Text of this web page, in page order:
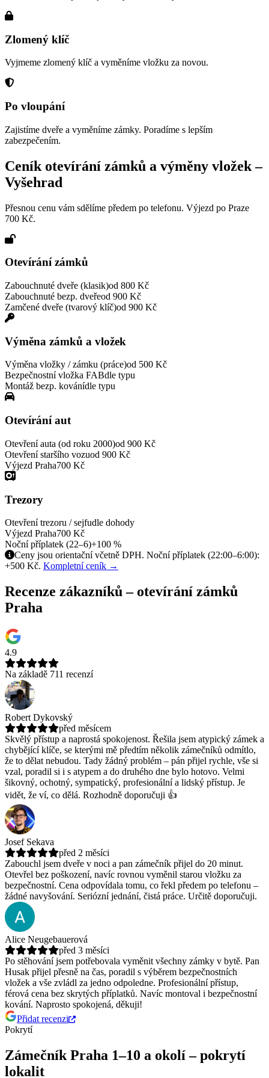
Zlomený klíč
Vyjmeme zlomený klíč a vyměníme vložku za novou.
Po vloupání
Zajistíme dveře a vyměníme zámky. Poradíme s lepším
zabezpečením.
Ceník otevírání zámků a výměny vložek –
Vyšehrad
Přesnou cenu vám sdělíme předem po telefonu. Výjezd po Praze
700 Kč.
Otevírání zámků
Zabouchnuté dveře (klasik)od 800 Kč
Zabouchnuté bezp. dveřeod 900 Kč
Zamčené dveře (tvarový klíč)od 900 Kč
Výměna zámků a vložek
Výměna vložky / zámku (práce)od 500 Kč
Bezpečnostní vložka FABdle typu
Montáž bezp. kovánídle typu
Otevírání aut
Otevření auta (od roku 2000)od 900 Kč
Otevření staršího vozuod 900 Kč
Výjezd Praha700 Kč
Trezory
Otevření trezoru / sejfudle dohody
Výjezd Praha700 Kč
Noční příplatek (22–6)+100 %
Ceny jsou orientační včetně DPH. Noční příplatek (22:00–6:00):
+500 Kč. Kompletní ceník →
Recenze zákazníků – otevírání zámků
Praha
4.9
Na základě 711 recenzí
Robert Dykovský
před měsícem
Skvělý přístup a naprostá spokojenost. Řešila jsem atypický zámek a
chybějící klíče, se kterými mě předtím několik zámečníků odmítlo,
že to dělat nebudou. Tady žádný problém – pán přijel rychle, vše si
vzal, poradil si i s atypem a do druhého dne bylo hotovo. Velmi
šikovný, ochotný, sympatický, profesionální a lidský přístup. Je
vidět, že ví, co dělá. Rozhodně doporučuji 👍
Josef Sekava
před 2 měsíci
Zabouchl jsem dveře v noci a pan zámečník přijel do 20 minut.
Otevřel bez poškození, navíc rovnou vyměnil starou vložku za
bezpečnostní. Cena odpovídala tomu, co řekl předem po telefonu –
žádné navyšování. Seriózní jednání, čistá práce. Určitě doporučuji.
Alice Neugebauerová
před 3 měsíci
Po stěhování jsem potřebovala vyměnit všechny zámky v bytě. Pan
Husak přijel přesně na čas, poradil s výběrem bezpečnostních
vložek a vše zvládl za jedno odpoledne. Profesionální přístup,
férová cena bez skrytých příplatků. Navíc montoval i bezpečnostní
kování. Naprosto spokojená, děkuji!
Přidat recenzi
Pokrytí
Zámečník Praha 1–10 a okolí – pokrytí
lokalit